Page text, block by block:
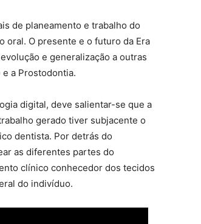
de planeamento e trabalho do
oral. O presente e o futuro da Era
e generalização a outras
a Prostodontia.
digital, deve salientar-se que a
gerado tiver subjacente o
dentista. Por detrás do
as diferentes partes do
clínico conhecedor dos tecidos
do indivíduo.